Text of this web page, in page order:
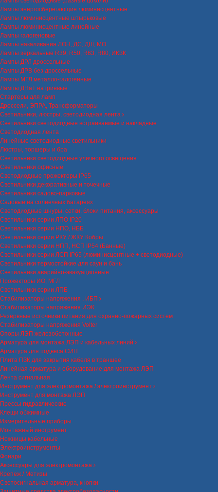
Лампы энергосберегающие люминисцентные
Лампы люминисцентные штырьковые
Лампы люминисцентные линейные
Лампы галогеновые
Лампы накаливания ЛОН, ДС, ДШ, МО
Лампы зеркальные R39, R50, R63, R80, ИКЗК
Лампы ДРЛ дроссельные
Лампы ДРВ без дроссельные
Лампы МГЛ металло-галогенные
Лампы ДНаТ натриевые
Стартеры для ламп
Дроссели, ЭПРА, Трансформаторы
Светильники, люстры, светодиодная лента
Светильники светодиодные встраиваемые и накладные
Светодиодная лента
Линейные светодиодные светильники
Люстры, торшеры и бра
Светильники светодиодные уличного освещения
Светильники офисные
Светодиодные прожекторы IP65
Светильники декоративные и точечные
Светильники садово-парковые
Садовые на солнечных батареях
Светодиодные шнуры, сетки, блоки питания, аксессуары
Светильники серии ЛПО IP20
Светильники серии НПО, НББ
Светильники серии РКУ / ЖКУ Кобры
Светильники серии НПП, НСП IP54 (Банные)
Светильники серии ЛСП IP65 (люминисцентные + светодиодные)
Светильники термостойкие для саун и бань
Светильники аварийно-эвакуационные
Прожекторы ИО, МГЛ
Светильники серии ЛПБ
Стабилизаторы напряжения , ИБП
Стабилизаторы напряжения ИЭК
Резервные источники питания для охранно-пожарных систем
Стабилизаторы напряжения Volter
Опоры ЛЭП железобетонные
Арматура для монтажа ЛЭП и кабельных линий
Арматура для подвеса СИП
Плита ПЗК для закрытия кабеля в траншее
Линейная арматура и оборудование для монтажа ЛЭП
Лента сигнальная
Инструмент для электромонтажа / электроинструмент
Инструмент для монтажа ЛЭП
Прессы гидравлические
Клещи обжимные
Измерительные приборы
Монтажный инструмент
Ножницы кабельные
Электроинструменты
Фонари
Аксессуары для электромонтажа
Крепеж / Метизы
Светосигнальная арматура, кнопки